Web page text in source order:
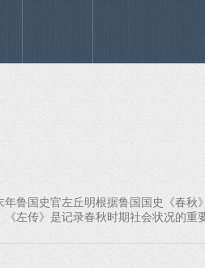
年鲁国史官左丘明根据鲁国国史《春秋
《左传》是记录春秋时期社会状况的重